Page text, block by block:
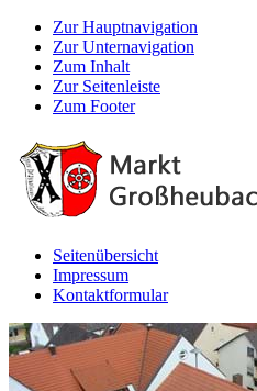
Zur Hauptnavigation
Zur Unternavigation
Zum Inhalt
Zur Seitenleiste
Zum Footer
Seitenübersicht
Impressum
Kontaktformular